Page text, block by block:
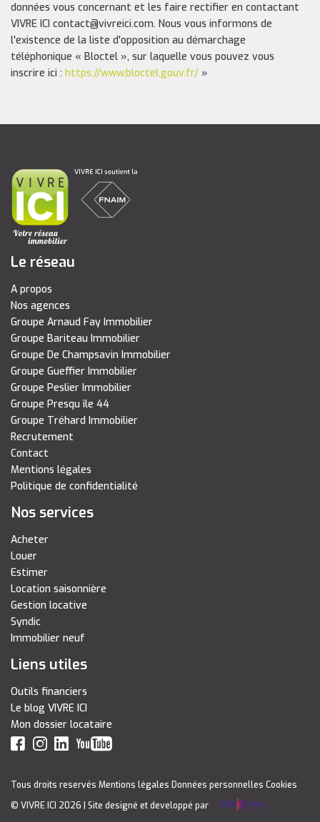
données vous concernant et les faire rectifier en contactant
VIVRE ICI contact@vivreici.com. Nous vous informons de
l'existence de la liste d'opposition au démarchage
téléphonique « Bloctel », sur laquelle vous pouvez vous
inscrire ici : https://www.bloctel.gouv.fr/ »
Le réseau
A propos
Nos agences
Groupe Arnaud Fay Immobilier
Groupe Bariteau Immobilier
Groupe De Champsavin Immobilier
Groupe Gueffier Immobilier
Groupe Peslier Immobilier
Groupe Presqu île 44
Groupe Tréhard Immobilier
Recrutement
Contact
Mentions légales
Politique de confidentialité
Nos services
Acheter
Louer
Estimer
Location saisonnière
Gestion locative
Syndic
Immobilier neuf
Liens utiles
Outils financiers
Le blog VIVRE ICI
Mon dossier locataire
Tous droits reservés Mentions légales Données personnelles Cookies
© VIVRE ICI 2026
| Site designé et developpé par